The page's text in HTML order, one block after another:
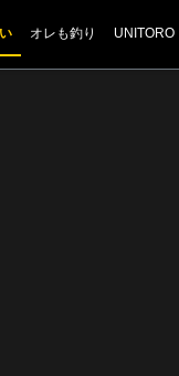
オレも釣り UNITORO